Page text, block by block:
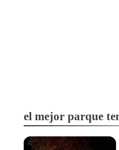
el mejor parque